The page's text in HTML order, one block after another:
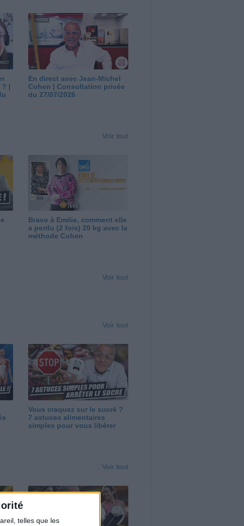
telles que les
? |
En direct avec Jean-Michel
Cohen | Consultation privée
du 27/07/2026
Voir tout
Bravo à Emilie, comment elle
a perdu (2 fois) 20 kg avec la
méthode Cohen
Voir tout
Voir tout
Vous craquez sur le sucré ?
7 astuces alimentaires
simples pour vous libérer
Voir tout